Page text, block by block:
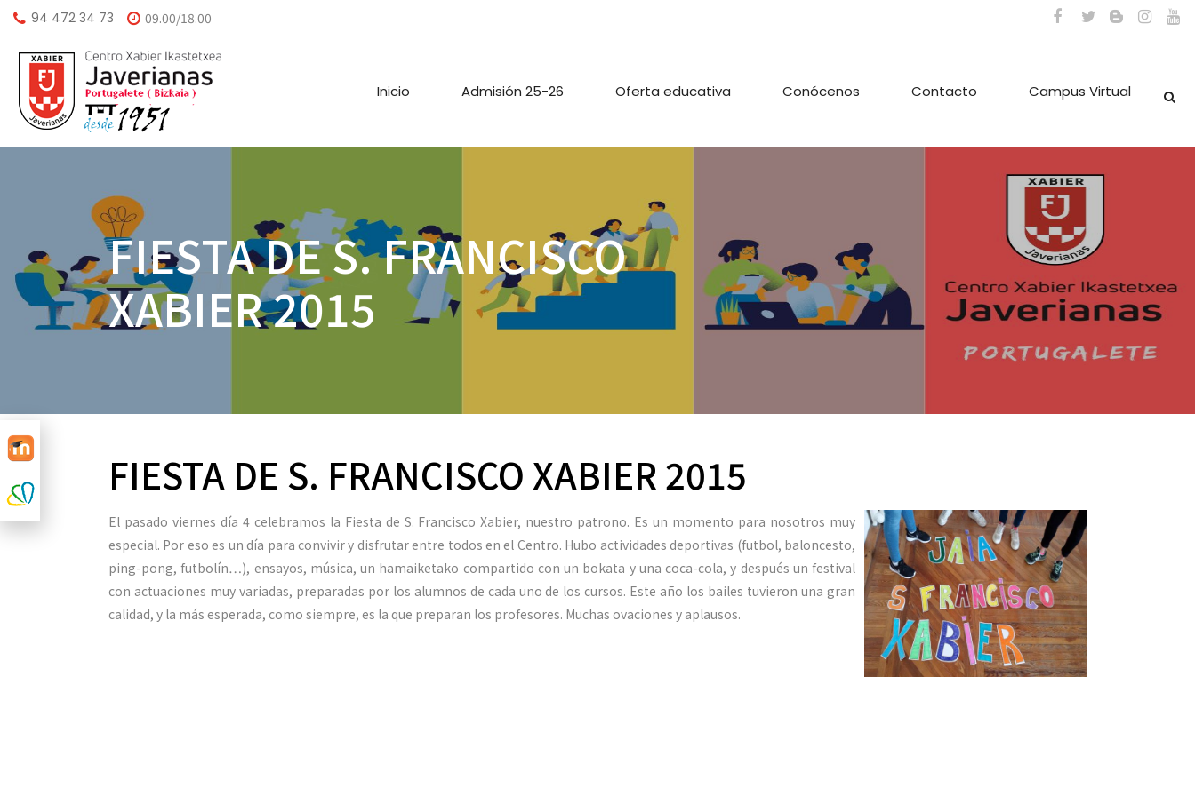
94 472 34 73 09.00/18.00
Inicio Admisión 25-26 Oferta educativa Conócenos
MISIÓN
VISIÓN
VALORES
CALENDARIO ESCOLAR
BIBLIOTECA
HORARIO PÚBLICO
INSTALACIONES
PROYECTOS DE
INNOVACIÓN
PROYECTO DIGITAL DE
CENTRO
CALIDAD
ACTIVIDADES
EXTRAESCOLARES
Contacto Campus Virtual
FIESTA DE S. FRANCISCO
XABIER 2015
FIESTA DE S. FRANCISCO XABIER 2015
El pasado viernes día 4 celebramos la Fiesta de S. Francisco Xabier, nuestro patrono. Es un momento para nosotros muy
especial. Por eso es un día para convivir y disfrutar entre todos en el Centro. Hubo actividades deportivas (futbol, baloncesto,
ping-pong, futbolín…), ensayos, música, un hamaiketako compartido con un bokata y una coca-cola, y después un festival
con actuaciones muy variadas, preparadas por los alumnos de cada uno de los cursos. Este año los bailes tuvieron una gran
calidad, y la más esperada, como siempre, es la que preparan los profesores. Muchas ovaciones y aplausos.